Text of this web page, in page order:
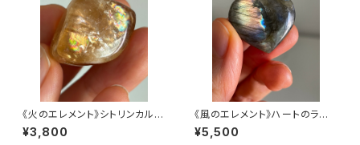
《火のエレメント》シトリンカルサ
イトのタンブル【ココロがホッと、
頭はスッキリ】
¥3,800
《風のエレメント》ハートのラブラ
ドライト【驚きの大変身】
¥5,500